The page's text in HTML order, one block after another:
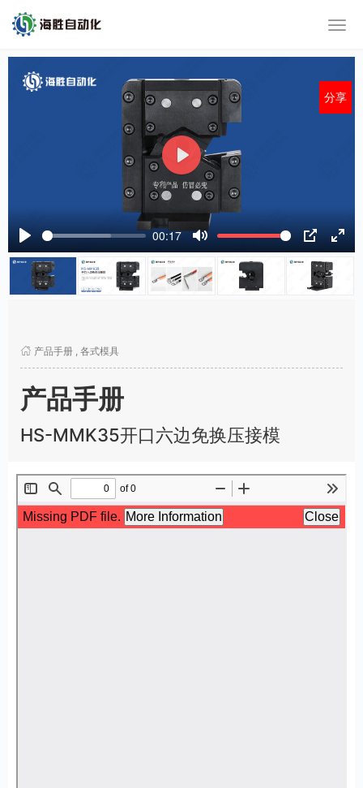
P
00:17
M
u
t
P
I
P
E
u
e
n
P
l
y
产品手册 , 各式模具
产品手册
HS-MMK35开口六边免换压接模
分享